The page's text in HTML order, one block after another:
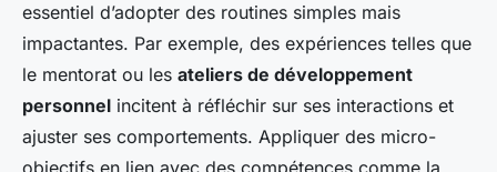
essentiel d’adopter des routines simples mais
impactantes. Par exemple, des expériences telles que
le mentorat ou les ateliers de développement
personnel incitent à réfléchir sur ses interactions et
ajuster ses comportements. Appliquer des micro-